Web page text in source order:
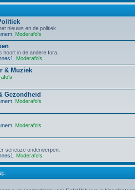
nieuws en de politiek.
Moderafo's
hoort in de andere fora.
Moderafo's
& Muziek
Gezondheid
Moderafo's
Moderafo's
serieuze onderwerpen.
Moderafo's